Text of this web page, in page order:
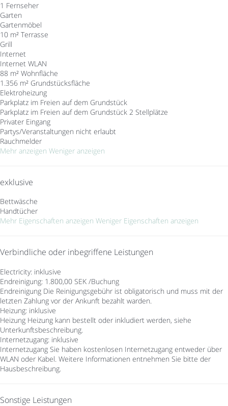
1 Fernseher
Garten
Gartenmöbel
10 m² Terrasse
Grill
Internet
Internet WLAN
88 m² Wohnfläche
1.356 m² Grundstücksfläche
Elektroheizung
Parkplatz im Freien auf dem Grundstück
Parkplatz im Freien auf dem Grundstück 2 Stellplätze
Privater Eingang
Partys/Veranstaltungen nicht erlaubt
Rauchmelder
Mehr anzeigen Weniger anzeigen
exklusive
Bettwäsche
Handtücher
Mehr Eigenschaften anzeigen Weniger Eigenschaften anzeigen
Verbindliche oder inbegriffene Leistungen
Electricity: inklusive
Endreinigung: 1.800,00 SEK /Buchung
Endreinigung Die Reinigungsgebühr ist obligatorisch und muss mit der
letzten Zahlung vor der Ankunft bezahlt warden.
Heizung: inklusive
Heizung Heizung kann bestellt oder inkludiert werden, siehe
Unterkunftsbeschreibung.
Internetzugang: inklusive
Internetzugang Sie haben kostenlosen Internetzugang entweder über
WLAN oder Kabel. Weitere Informationen entnehmen Sie bitte der
Hausbeschreibung.
Sonstige Leistungen